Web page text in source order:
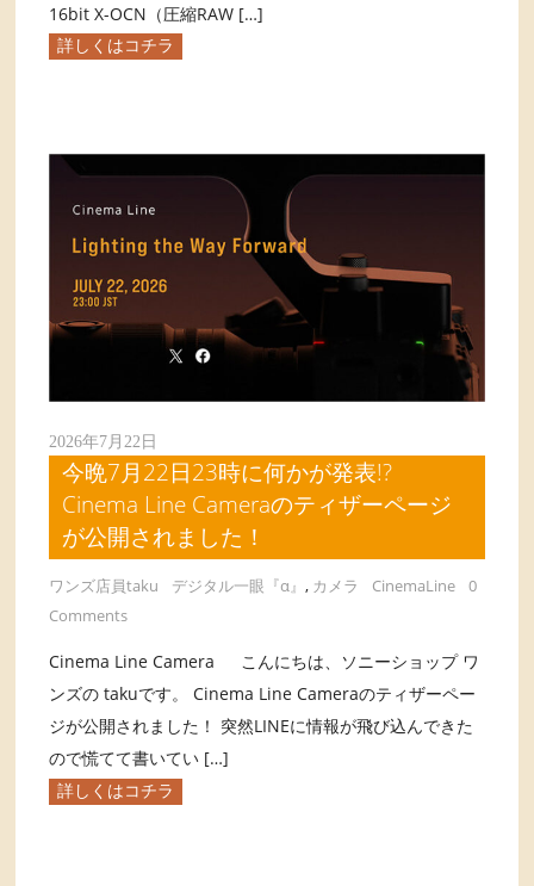
16bit X-OCN（圧縮RAW […]
詳しくはコチラ
2026年7月22日
今晩7月22日23時に何かが発表!?
Cinema Line Cameraのティザーページ
が公開されました！
ワンズ店員taku デジタル一眼『α』, カメラ CinemaLine
0
Comments
Cinema Line Camera こんにちは、ソニーショップ ワ
ンズの takuです。 Cinema Line Cameraのティザーペー
ジが公開されました！ 突然LINEに情報が飛び込んできた
ので慌てて書いてい […]
詳しくはコチラ